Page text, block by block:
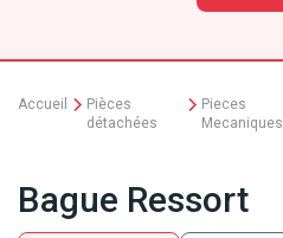
Accueil
Pièces
détachées
Pieces
Mecaniques
Bague Ressort